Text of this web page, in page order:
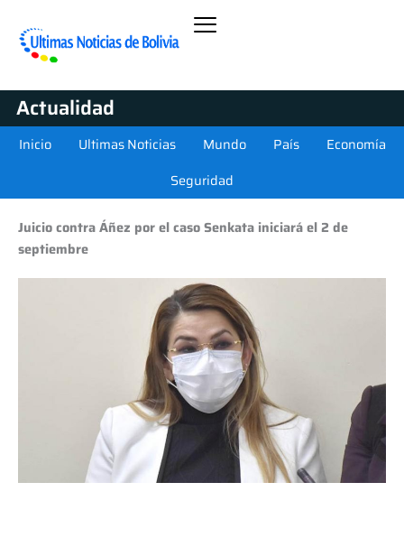
Actualidad
Inicio Ultimas Noticias Mundo País
Economía
Seguridad
Juicio contra Áñez por el caso Senkata iniciará el 2 de
septiembre